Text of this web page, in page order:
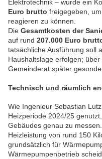
Elektrotechnik – wurde ein
Euro brutto freigegeben,
reagieren zu können.
Die Gesamtkosten der
auf rund 207.000 Euro
tatsächliche Ausführung soll
Haushaltslage erfolgen;
Gemeinderat später
Technisch und räumlich
Wie Ingenieur Sebastian
Heizperiode 2024/25
Gebäudes genau zu
Heizleistung von rund 150
grundsätzlich für
Wärmepumpenbetrieb